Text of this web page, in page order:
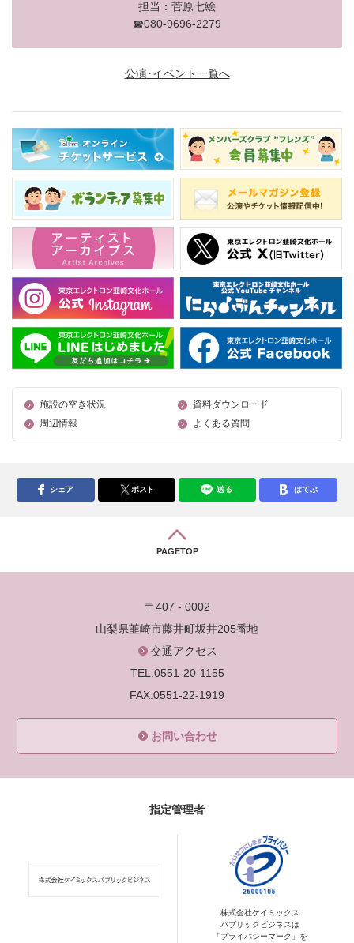
担当：菅原七絵
☎080-9696-2279
公演･イベント一覧へ
施設の空き状況
資料ダウンロード
周辺情報
よくある質問
シェア ポスト 送る はてぶ
PAGETOP
〒407 - 0002
山梨県韮崎市藤井町坂井205番地
交通アクセス
TEL.0551-20-1155
FAX.0551-22-1919
お問い合わせ
指定管理者
株式会社ケイミックス
パブリックビジネスは
「プライバシーマーク」を